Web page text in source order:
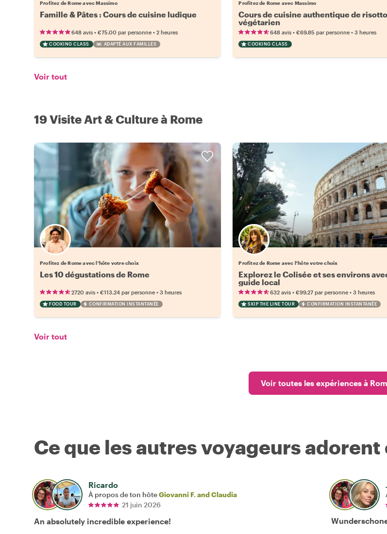
Profitez de Rome avec Massimo
Famille & Pâtes : Cours de cuisine ludique
648 avis • €75.00 par personne • 2 heures
COOKING CLASS ADAPTÉ AUX FAMILLES
Profitez de Rome avec Massimo
Cours de cuisine authentique de risotto
végétarien
648 avis •€69.85 par personne •3 heures
COOKING CLASS
Voir tout
19 Visite Art & Culture à Rome
Choisissez votre local favori
Profitez de Rome avec l'hôte votre choix
Les 10 dégustations de Rome
2720 avis • €113.24 par personne • 3 heures
FOOD TOUR CONFIRMATION INSTANTANÉE
Choisissez votre local favori
Profitez de Rome avec l'hôte votre choix
Explorez le Colisée et ses environs
guide local
632 avis •€99.27 par personne •3 heures
SKIP THE LINE TOUR CONFIRMATION INSTANTANÉE
Voir tout
Voir toutes les expériences à
Ce que les autres voyageurs
Ricardo
À propos de ton hôteGiovanni F. and Claudia
21 juin 2026
An absolutely incredible experience!